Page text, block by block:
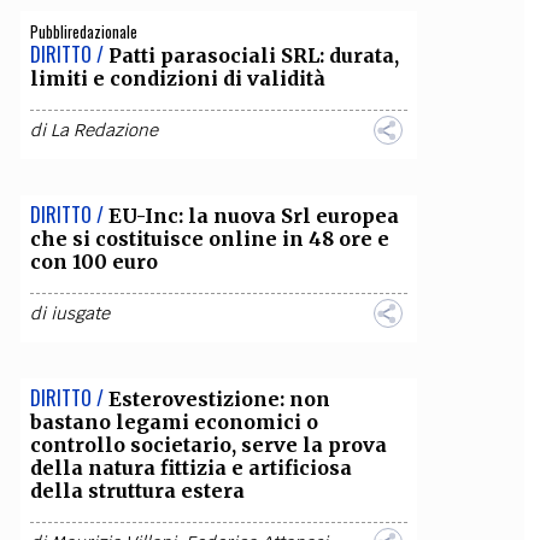
COLLABORA CON NOI
Pubbliredazionale
DIRITTO / Patti parasociali SRL: durata,
limiti e condizioni di validità
diLa Redazione
DIRITTO / EU-Inc: la nuova Srl europea
che si costituisce online in 48 ore e
con 100 euro
diiusgate
DIRITTO / Esterovestizione: non
bastano legami economici o
controllo societario, serve la prova
della natura fittizia e artificiosa
della struttura estera